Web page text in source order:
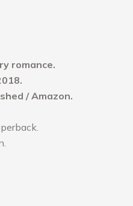
romance.
/ Amazon.